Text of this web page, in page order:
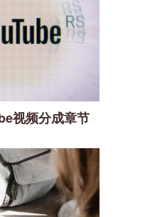
视频分成章节